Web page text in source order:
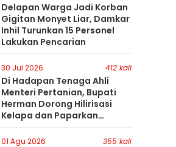
Delapan Warga Jadi Korban
Gigitan Monyet Liar, Damkar
Inhil Turunkan 15 Personel
Lakukan Pencarian
30 Jul 2026 412 kali
Di Hadapan Tenaga Ahli
Menteri Pertanian, Bupati
Herman Dorong Hilirisasi
Kelapa dan Paparkan
Besarnya Potensi Pertanian
Inhil
01 Agu 2026 355 kali